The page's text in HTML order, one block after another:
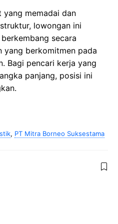
yang memadai dan
lowongan ini
secara
yang berkomitmen pada
Bagi pencari kerja yang
panjang, posisi ini
, PT Mitra Borneo Suksestama